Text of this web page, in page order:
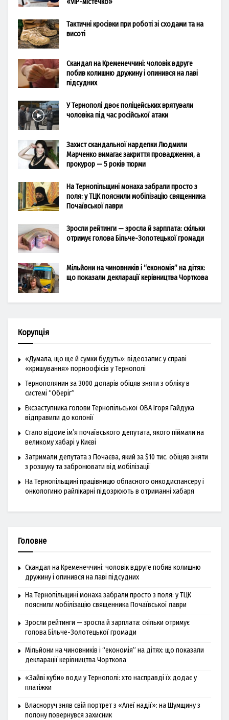
Тактичні кросівки при роботі зі сходами та на
висоті
Скандал на Кременеччині: чоловік вдруге
побив колишню дружину і опинився на лаві
підсудних
У Тернополі двоє поліцейських врятували
чоловіка під час російської атаки
Захист скандальної нардепки Людмили
Марченко вимагає закриття провадження, а
прокурор — 5 років тюрми
На Тернопільщині монаха забрали просто з
поля: у ТЦК пояснили мобілізацію священника
Почаївської лаври
Зросли рейтинги — зросла й зарплата: скільки
отримує голова Більче-Золотецької громади
Мільйони на чиновників і “економія” на дітях:
що показали декларації керівництва Чорткова
Корупція
«Думала, що ще й сумки будуть»: відеозапис у справі
«кришування» порноофісів у Тернополі
Тернополянин за 3000 доларів обіцяв зняти з обліку в
системі “Оберіг”
Ексзаступника голови Тернопільської ОВА Ігоря Гайдука
відправили до колонії
Стало відоме ім’я почаївського депутата, якого піймали на
великому хабарі у Києві
Затримали депутата з Почаєва, який за $10 тис. обіцяв зняти
з розшуку та забронювати від мобілізації
На Тернопільщині працівницю обласного онкодиспансеру і
онкологиню райлікарні підозрюють в отриманні хабаря
Головне
Скандал на Кременеччині: чоловік вдруге побив колишню
дружину і опинився на лаві підсудних
На Тернопільщині монаха забрали просто з поля: у ТЦК
пояснили мобілізацію священника Почаївської лаври
Зросли рейтинги — зросла й зарплата: скільки отримує
голова Більче-Золотецької громади
Мільйони на чиновників і “економія” на дітях: що показали
декларації керівництва Чорткова
«Зайві куби» води у Тернополі: хто насправді їх додає у
платіжки
Власноруч зняв свій портрет з «Алеї надії»: на Шумщину з
полону повернувся захисник